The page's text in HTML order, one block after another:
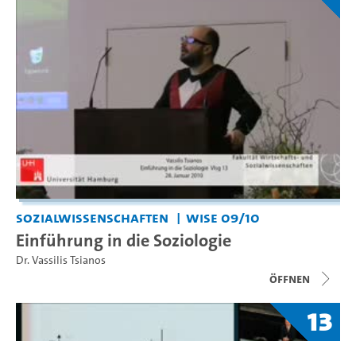
Sozialwissenschaften WiSe 09/10
Einführung in die Soziologie
Dr. Vassilis Tsianos
Öffnen
13